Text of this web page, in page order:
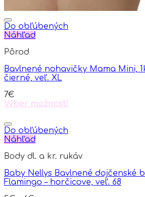
Do obľúbených
Náhľad
Pôrod
Bavlnené nohavičky Mama Mini,
čierné, veľ. XL
7€
Výber možností
product
has
multiple
The
may
be
Do obľúbených
Náhľad
Body dl. a kr. rukáv
Baby Nellys Bavlnené dojčenské
Flamingo – horčicove, veľ. 68